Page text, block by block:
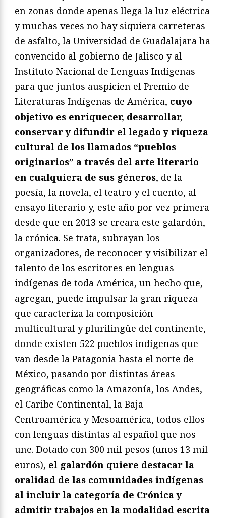
en zonas donde apenas llega la luz eléctrica
y muchas veces no hay siquiera carreteras
de asfalto, la Universidad de Guadalajara ha
convencido al gobierno de Jalisco y al
Instituto Nacional de Lenguas Indígenas
para que juntos auspicien el Premio de
Literaturas Indígenas de América, cuyo
objetivo es enriquecer, desarrollar,
conservar y difundir el legado y riqueza
cultural de los llamados “pueblos
originarios” a través del arte literario
en cualquiera de sus géneros, de la
poesía, la novela, el teatro y el cuento, al
ensayo literario y, este año por vez primera
desde que en 2013 se creara este galardón,
la crónica. Se trata, subrayan los
organizadores, de reconocer y visibilizar el
talento de los escritores en lenguas
indígenas de toda América, un hecho que,
agregan, puede impulsar la gran riqueza
que caracteriza la composición
multicultural y plurilingüe del continente,
donde existen 522 pueblos indígenas que
van desde la Patagonia hasta el norte de
México, pasando por distintas áreas
geográficas como la Amazonía, los Andes,
el Caribe Continental, la Baja
Centroamérica y Mesoamérica, todos ellos
con lenguas distintas al español que nos
une. Dotado con 300 mil pesos (unos 13 mil
euros), el galardón quiere destacar la
oralidad de las comunidades indígenas
al incluir la categoría de Crónica y
admitir trabajos en la modalidad escrita